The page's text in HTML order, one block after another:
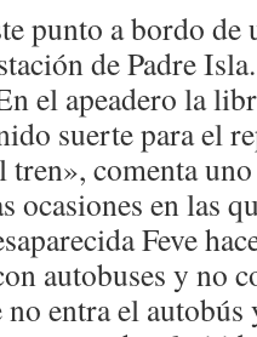
punto a bordo de
de Padre
el apeadero la
suerte para el
tren», comenta
ocasiones en las
Feve
autobuses y no
no entra el autobús